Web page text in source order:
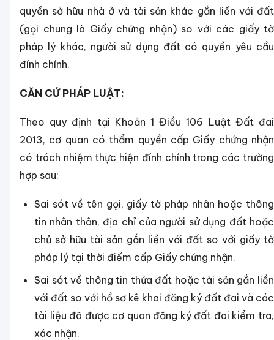
quyền sở hữu nhà ở và tài sản khác gắn liền với đất
(gọi chung là Giấy chứng nhận) so với các giấy tờ
pháp lý khác, người sử dụng đất có quyền yêu cầu
đính chính.
CĂN CỨ PHÁP LUẬT:
Theo quy định tại Khoản 1 Điều 106 Luật Đất đai
2013, cơ quan có thẩm quyền cấp Giấy chứng nhận
có trách nhiệm thực hiện đính chính trong các trường
hợp sau:
Sai sót về tên gọi, giấy tờ pháp nhân hoặc thông
tin nhân thân, địa chỉ của người sử dụng đất hoặc
chủ sở hữu tài sản gắn liền với đất so với giấy tờ
pháp lý tại thời điểm cấp Giấy chứng nhận.
Sai sót về thông tin thửa đất hoặc tài sản gắn liền
với đất so với hồ sơ kê khai đăng ký đất đai và các
tài liệu đã được cơ quan đăng ký đất đai kiểm tra,
xác nhận.